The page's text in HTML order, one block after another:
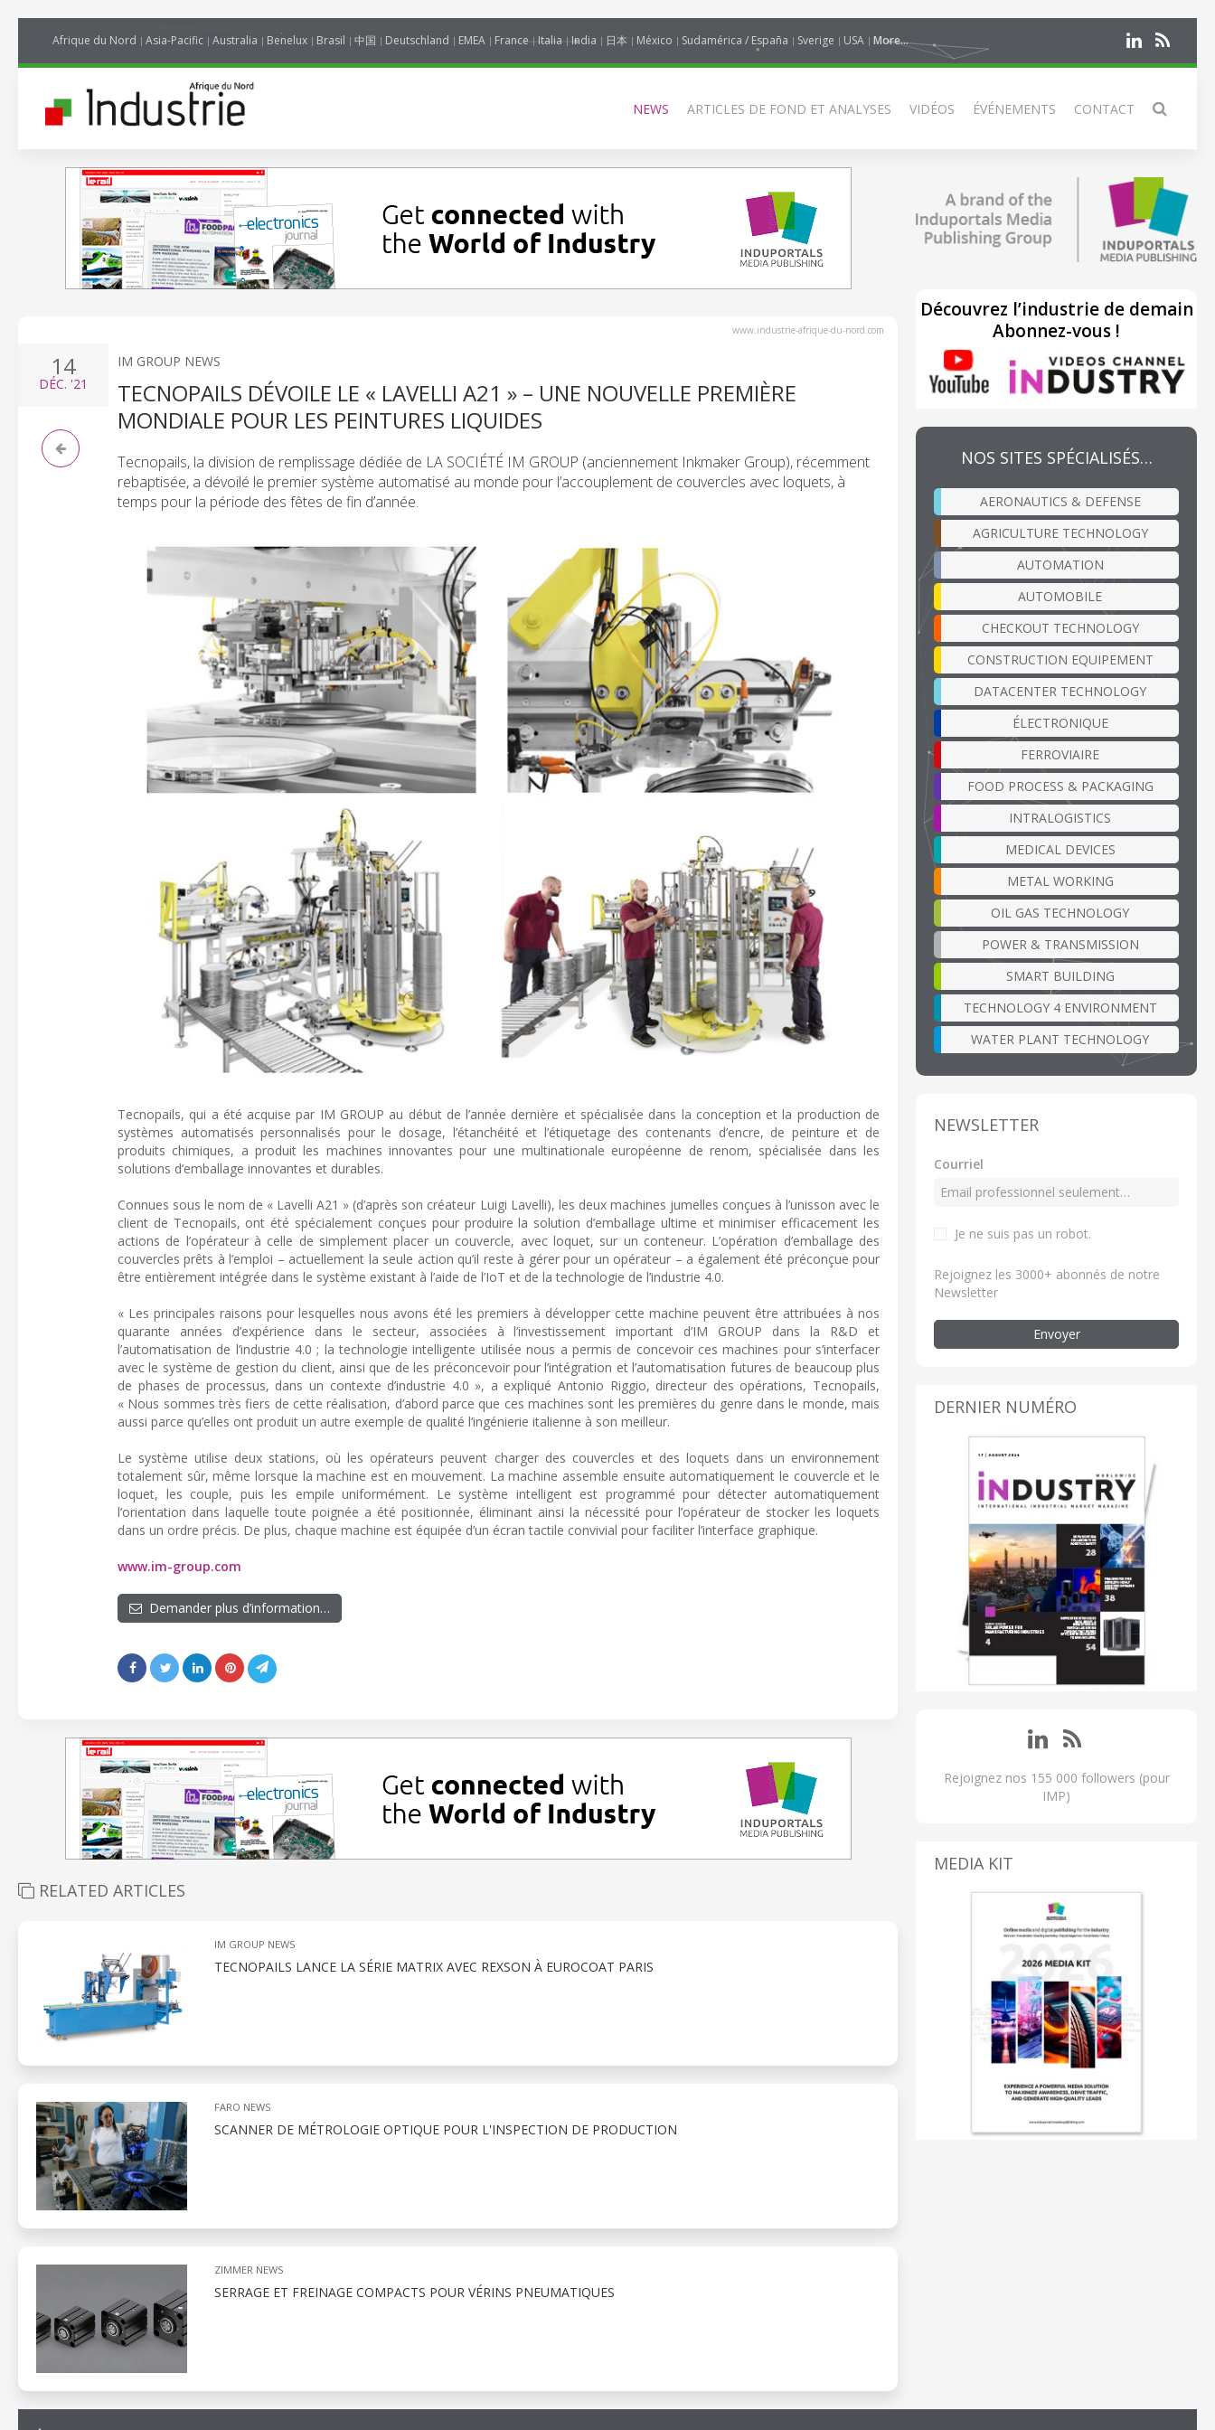
Afrique du Nord Asia-Pacific Australia Benelux Brasil 中国 Deutschland EMEA France Italia India 日本 México Sudamérica / España Sverige USA More...
NEWS ARTICLES DE FOND ET ANALYSES VIDÉOS ÉVÉNEMENTS CONTACT
www.industrie-afrique-du-nord.com
14
DÉC. '21
IM GROUP NEWS
TECNOPAILS DÉVOILE LE « LAVELLI A21 » – UNE NOUVELLE PREMIÈRE
MONDIALE POUR LES PEINTURES LIQUIDES
Tecnopails, la division de remplissage dédiée de LA SOCIÉTÉ IM GROUP (anciennement Inkmaker Group), récemment
rebaptisée, a dévoilé le premier système automatisé au monde pour l’accouplement de couvercles avec loquets, à
temps pour la période des fêtes de fin d’année.
Tecnopails, qui a été acquise par IM GROUP au début de l’année dernière et spécialisée dans la conception et la production de
systèmes automatisés personnalisés pour le dosage, l’étanchéité et l’étiquetage des contenants d’encre, de peinture et de
produits chimiques, a produit les machines innovantes pour une multinationale européenne de renom, spécialisée dans les
solutions d’emballage innovantes et durables.
Connues sous le nom de « Lavelli A21 » (d’après son créateur Luigi Lavelli), les deux machines jumelles conçues à l’unisson avec le
client de Tecnopails, ont été spécialement conçues pour produire la solution d’emballage ultime et minimiser efficacement les
actions de l’opérateur à celle de simplement placer un couvercle, avec loquet, sur un conteneur. L’opération d’emballage des
couvercles prêts à l’emploi – actuellement la seule action qu’il reste à gérer pour un opérateur – a également été préconçue pour
être entièrement intégrée dans le système existant à l’aide de l’IoT et de la technologie de l’industrie 4.0.
« Les principales raisons pour lesquelles nous avons été les premiers à développer cette machine peuvent être attribuées à nos
quarante années d’expérience dans le secteur, associées à l’investissement important d’IM GROUP dans la R&D et
l’automatisation de l’industrie 4.0 ; la technologie intelligente utilisée nous a permis de concevoir ces machines pour s’interfacer
avec le système de gestion du client, ainsi que de les préconcevoir pour l’intégration et l’automatisation futures de beaucoup plus
de phases de processus, dans un contexte d’industrie 4.0 », a expliqué Antonio Riggio, directeur des opérations, Tecnopails,
« Nous sommes très fiers de cette réalisation, d’abord parce que ces machines sont les premières du genre dans le monde, mais
aussi parce qu’elles ont produit un autre exemple de qualité l’ingénierie italienne à son meilleur.
Le système utilise deux stations, où les opérateurs peuvent charger des couvercles et des loquets dans un environnement
totalement sûr, même lorsque la machine est en mouvement. La machine assemble ensuite automatiquement le couvercle et le
loquet, les couple, puis les empile uniformément. Le système intelligent est programmé pour détecter automatiquement
l’orientation dans laquelle toute poignée a été positionnée, éliminant ainsi la nécessité pour l’opérateur de stocker les loquets
dans un ordre précis. De plus, chaque machine est équipée d’un écran tactile convivial pour faciliter l’interface graphique.
www.im-group.com
Demander plus d’information…
RELATED ARTICLES
IM GROUP NEWS
TECNOPAILS LANCE LA SÉRIE MATRIX AVEC REXSON À EUROCOAT PARIS
FARO NEWS
SCANNER DE MÉTROLOGIE OPTIQUE POUR L'INSPECTION DE PRODUCTION
ZIMMER NEWS
SERRAGE ET FREINAGE COMPACTS POUR VÉRINS PNEUMATIQUES
Découvrez l’industrie de demain
Abonnez-vous !
NOS SITES SPÉCIALISÉS…
AERONAUTICS & DEFENSE
AGRICULTURE TECHNOLOGY
AUTOMATION
AUTOMOBILE
CHECKOUT TECHNOLOGY
CONSTRUCTION EQUIPEMENT
DATACENTER TECHNOLOGY
ÉLECTRONIQUE
FERROVIAIRE
FOOD PROCESS & PACKAGING
INTRALOGISTICS
MEDICAL DEVICES
METAL WORKING
OIL GAS TECHNOLOGY
POWER & TRANSMISSION
SMART BUILDING
TECHNOLOGY 4 ENVIRONMENT
WATER PLANT TECHNOLOGY
NEWSLETTER
Courriel
Je ne suis pas un robot.
Rejoignez les 3000+ abonnés de notre
Newsletter
Envoyer
DERNIER NUMÉRO
Rejoignez nos 155 000 followers (pour
IMP)
MEDIA KIT